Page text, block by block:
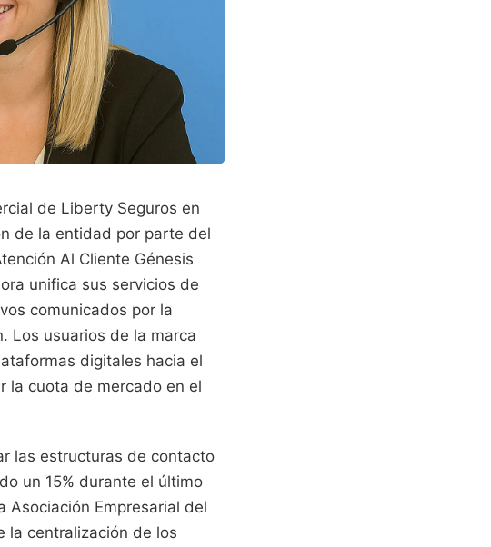
de Liberty Seguros en
de la entidad por parte del
Al Cliente Génesis
unifica sus servicios de
comunicados por la
Los usuarios de la marca
digitales hacia el
la cuota de mercado en el
las estructuras de contacto
un 15% durante el último
Asociación Empresarial del
la centralización de los